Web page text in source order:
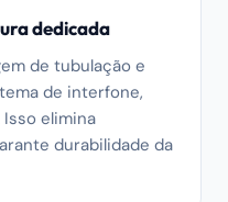
dedicada
de tubulação e
de interfone,
elimina
durabilidade da